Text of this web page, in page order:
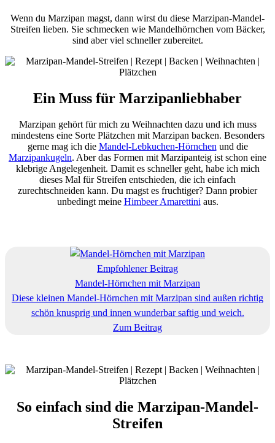
Wenn du Marzipan magst, dann wirst du diese Marzipan-Mandel-
Streifen lieben. Sie schmecken wie Mandelhörnchen vom Bäcker,
sind aber viel schneller zubereitet.
Ein Muss für Marzipanliebhaber
Marzipan gehört für mich zu Weihnachten dazu und ich muss
mindestens eine Sorte Plätzchen mit Marzipan backen. Besonders
gerne mag ich die Mandel-Lebkuchen-Hörnchen und die
Marzipankugeln. Aber das Formen mit Marzipanteig ist schon eine
klebrige Angelegenheit. Damit es schneller geht, habe ich mich
dieses Mal für Streifen entschieden, die ich einfach
zurechtschneiden kann. Du magst es fruchtiger? Dann probier
unbedingt meine Himbeer Amarettini aus.
Empfohlener Beitrag
Mandel-Hörnchen mit Marzipan
Diese kleinen Mandel-Hörnchen mit Marzipan sind außen richtig
schön knusprig und innen wunderbar saftig und weich.
Zum Beitrag
So einfach sind die Marzipan-Mandel-
Streifen